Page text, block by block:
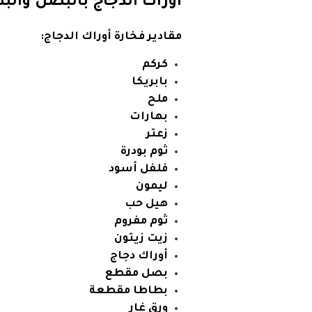
مقادير فخارة أوراك الدجاج:
كركم
بابريكا
ملح
بهارات
زعتر
ثوم بودرة
فلفل أسود
ليمون
هيل حب
ثوم مفروم
زيت زيتون
أوراك دجاج
بصل مقطع
بطاطا مقطعة
ورق غار